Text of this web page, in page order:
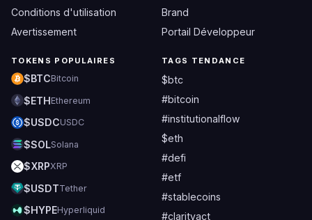
Conditions d'utilisation
Avertissement
Brand
Portail Développeur
TOKENS POPULAIRES
$BTCBitcoin
$ETHEthereum
$USDCUSDC
$SOLSolana
$XRPXRP
$USDTTether
$HYPEHyperliquid
TAGS TENDANCE
$btc
#bitcoin
#institutionalflow
$eth
#defi
#etf
#stablecoins
#clarityact